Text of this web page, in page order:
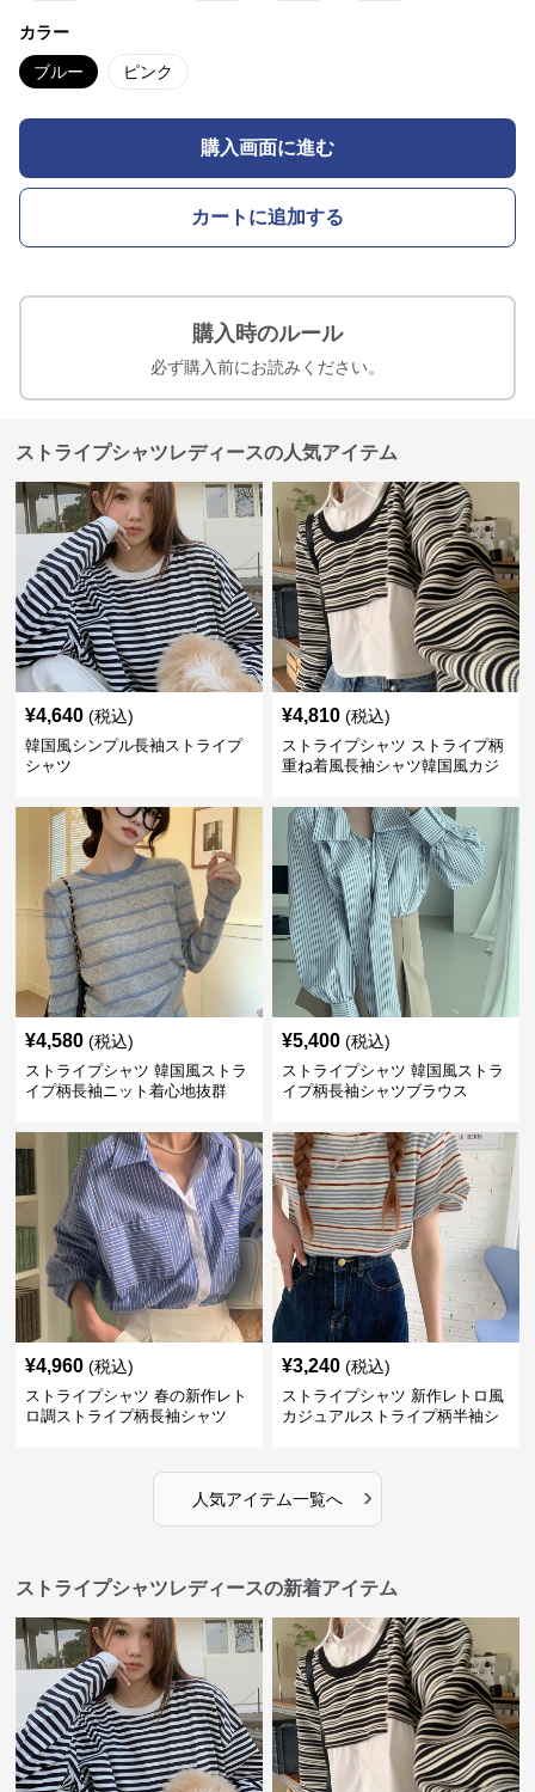
カラー
ブルー ピンク
購入画面に進む
カートに追加する
購入時のルール
必ず購入前にお読みください。
ストライプシャツレディースの人気アイテム
¥4,640 (税込)
韓国風シンプル長袖ストライプ
シャツ
¥4,810 (税込)
ストライプシャツ ストライプ柄
重ね着風長袖シャツ韓国風カジ
¥4,580 (税込)
ストライプシャツ 韓国風ストラ
イプ柄長袖ニット着心地抜群
¥5,400 (税込)
ストライプシャツ 韓国風ストラ
イプ柄長袖シャツブラウス
¥4,960 (税込)
ストライプシャツ 春の新作レト
ロ調ストライプ柄長袖シャツ
¥3,240 (税込)
ストライプシャツ 新作レトロ風
カジュアルストライプ柄半袖シ
人気アイテム一覧へ ›
ストライプシャツレディースの新着アイテム